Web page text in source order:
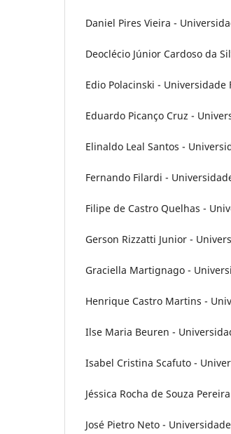
Daniel Pires Vieira -
Deoclécio Júnior Cardoso da
Edio Polacinski -
Eduardo Picanço Cruz -
Elinaldo Leal Santos -
Fernando Filardi -
Filipe de Castro Quelhas -
Gerson Rizzatti Junior -
Graciella Martignago -
Henrique Castro Martins -
Ilse Maria Beuren -
Isabel Cristina Scafuto -
Jéssica Rocha de Souza
José Pietro Neto -